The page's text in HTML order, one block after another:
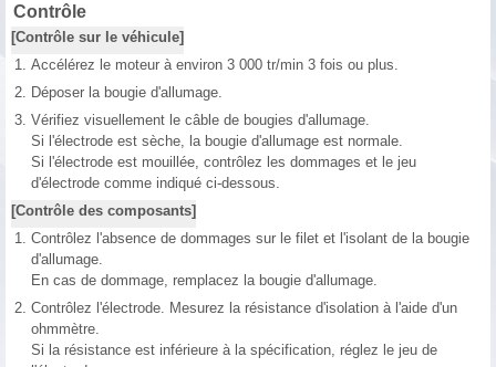
Contrôle
[Contrôle sur le véhicule]
1. Accélérez le moteur à environ 3 000 tr/min 3 fois ou plus.
2. Déposer la bougie d'allumage.
3. Vérifiez visuellement le câble de bougies d'allumage.
Si l'électrode est sèche, la bougie d'allumage est normale.
Si l'électrode est mouillée, contrôlez les dommages et le jeu
d'électrode comme indiqué ci-dessous.
[Contrôle des composants]
1. Contrôlez l'absence de dommages sur le filet et l'isolant de la bougie
d'allumage.
En cas de dommage, remplacez la bougie d'allumage.
2. Contrôlez l'électrode. Mesurez la résistance d'isolation à l'aide d'un
ohmmètre.
Si la résistance est inférieure à la spécification, réglez le jeu de